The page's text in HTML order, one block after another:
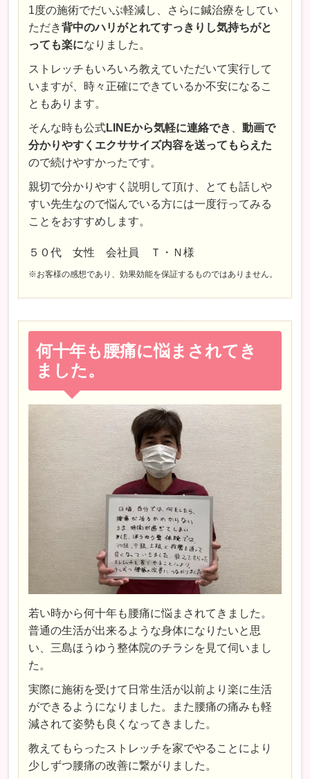
1度の施術でだいぶ軽減し、さらに鍼治療をしてい
ただき背中のハリがとれてすっきりし気持ちがと
っても楽になりました。
ストレッチもいろいろ教えていただいて実行して
いますが、時々正確にできているか不安になるこ
ともあります。
そんな時も公式LINEから気軽に連絡でき 、動画で
分かりやすくエクササイズ内容を送ってもらえた
ので続けやすかったです。
親切で分かりやすく説明して頂け、とても話しや
すい先生なので悩んでいる方には一度行ってみる
ことをおすすめします。
５０代 女性 会社員 Ｔ・Ｎ様
※お客様の感想であり、効果効能を保証するものではありません。
何十年も腰痛に悩まされてき
ました。
若い時から何十年も腰痛に悩まされてきました。
普通の生活が出来るような身体になりたいと思
い、三島ほうゆう整体院のチラシを見て伺いまし
た。
実際に施術を受けて日常生活が以前より楽に生活
ができるようになりました。また腰痛の痛みも軽
減されて姿勢も良くなってきました。
教えてもらったストレッチを家でやることにより
少しずつ腰痛の改善に繋がりました。